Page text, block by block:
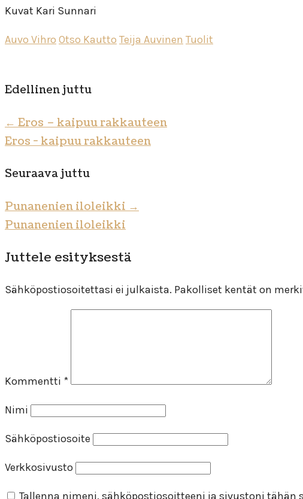
Kuvat Kari Sunnari
Auvo Vihro Otso Kautto Teija Auvinen Tuolit
Edellinen juttu
← Eros – kaipuu rakkauteen
Eros - kaipuu rakkauteen
Seuraava juttu
Punanenien iloleikki →
Punanenien iloleikki
Juttele esityksestä
Sähköpostiosoitettasi ei julkaista. Pakolliset kentät on
Kommentti *
Nimi
Sähköpostiosoite
Verkkosivusto
Tallenna nimeni, sähköpostiosoitteeni ja sivustoni